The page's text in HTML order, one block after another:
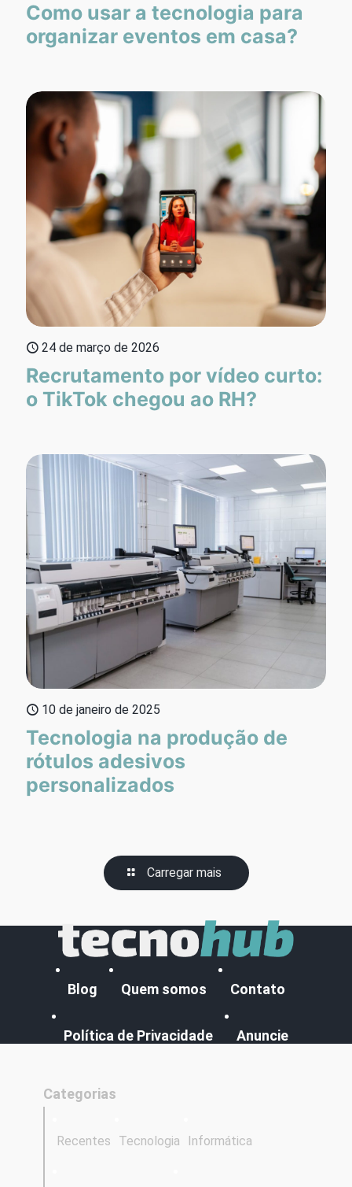
Como usar a tecnologia para
organizar eventos em casa?
24 de março de 2026
Recrutamento por vídeo curto:
o TikTok chegou ao RH?
10 de janeiro de 2025
Tecnologia na produção de
rótulos adesivos
personalizados
Carregar mais
Blog Quem somos Contato
Política de Privacidade Anuncie
Categorias
Recentes Tecnologia Informática